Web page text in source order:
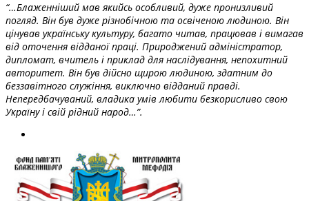
“…Блаженніший мав якийсь особливий, дуже пронизливий
погляд. Він був дуже різнобічною та освіченою людиною. Він
цінував українську культуру, багато читав, працював і вимагав
від оточення відданої праці. Природжений адміністратор,
дипломат, вчитель і приклад для наслідування, непохитний
авторитет. Він був дійсно щирою людиною, здатним до
беззавітного служіння, виключно відданий правді.
Непередбачуваний, владика умів любити безкорисливо свою
Україну і свій рідний народ…”.